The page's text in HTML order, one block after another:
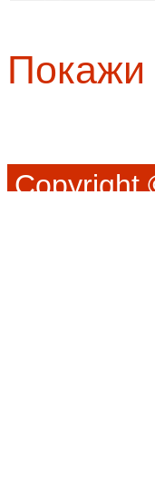
Покажи
Copyright